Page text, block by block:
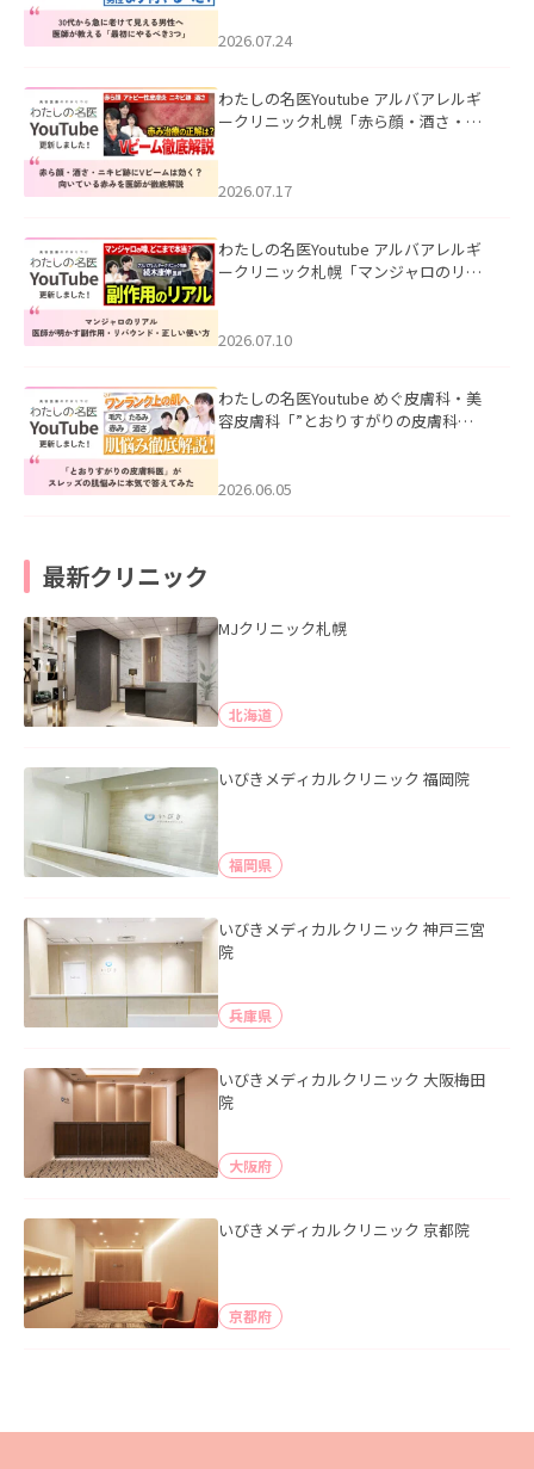
た。
2026.07.24
わたしの名医Youtube アルバアレルギ
ークリニック札幌「赤ら顔・酒さ・ニ
した。
2026.07.17
わたしの名医Youtube アルバアレルギ
ークリニック札幌「マンジャロのリア
た。
2026.07.10
わたしの名医Youtube めぐ皮膚科・美
容皮膚科「”とおりすがりの皮膚科
2026.06.05
最新クリニック
MJクリニック札幌
北海道
いびきメディカルクリニック 福岡院
福岡県
いびきメディカルクリニック 神戸三宮
院
兵庫県
いびきメディカルクリニック 大阪梅田
院
大阪府
いびきメディカルクリニック 京都院
京都府